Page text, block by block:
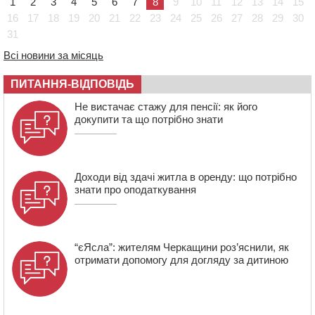
проведуть “Ше.Fest”
14:31
зерна нового врожаю
13:40 На Кам’янщині сталася масштабна пожежа
сміттєзвалища
16
17 18 19 20 21 22 23 24 25 26 27 28 29
30
31
Всі новини за місяць
ПИТАННЯ-ВІДПОВІДЬ
Не вистачає стажу для пенсії: як його
докупити та що потрібно знати
Доходи від здачі житла в оренду: що потрібно
знати про оподаткування
“єЯсла”: жителям Черкащини роз’яснили, як
отримати допомогу для догляду за дитиною